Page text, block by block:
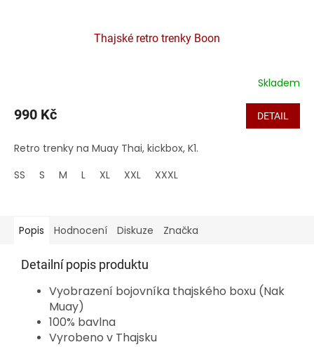
Thajské retro trenky Boon
Skladem
990 Kč DETAIL
Retro trenky na Muay Thai, kickbox, K1.
SS
S M L XL XXL XXXL
Popis Hodnocení Diskuze Značka
Detailní popis produktu
Vyobrazení bojovníka thajského boxu (Nak
Muay)
100% bavlna
Vyrobeno v Thajsku